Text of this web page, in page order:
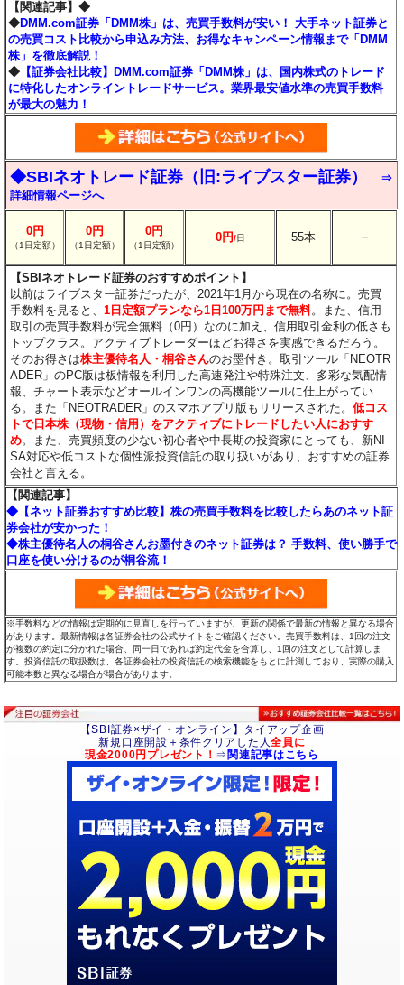
【関連記事】◆
◆DMM.com証券「DMM株」は、売買手数料が安い！ 大手ネット証券と
の売買コスト比較から申込み方法、お得なキャンペーン情報まで「DMM
株」を徹底解説！
◆ 【証券会社比較】DMM.com証券「DMM株」は、国内株式のトレード
に特化したオンライントレードサービス。業界最安値水準の売買手数料
が最大の魅力！
◆SBIネオトレード証券（旧:ライブスター証券）
⇒
詳細情報ページへ
0円
（1日定額）
0円
（1日定額）
0円
（1日定額）
0円/日 55本 －
【SBIネオトレード証券のおすすめポイント】
以前はライブスター証券だったが、2021年1月から現在の名称に。売買
手数料を見ると、1日定額プランなら1日100万円まで無料。また、信用
取引の売買手数料が完全無料（0円）なのに加え、信用取引金利の低さも
トップクラス。アクティブトレーダーほどお得さを実感できるだろう。
そのお得さは株主優待名人・桐谷さんのお墨付き。取引ツール「NEOTR
ADER」のPC版は板情報を利用した高速発注や特殊注文、多彩な気配情
報、チャート表示などオールインワンの高機能ツールに仕上がってい
る。また「NEOTRADER」のスマホアプリ版もリリースされた。低コス
トで日本株（現物・信用）をアクティブにトレードしたい人におすす
め。また、売買頻度の少ない初心者や中長期の投資家にとっても、新NI
SA対応や低コストな個性派投資信託の取り扱いがあり、おすすめの証券
会社と言える。
【関連記事】
◆【ネット証券おすすめ比較】株の売買手数料を比較したらあのネット証
券会社が安かった！
◆株主優待名人の桐谷さんお墨付きのネット証券は？ 手数料、使い勝手で
口座を使い分けるのが桐谷流！
※手数料などの情報は定期的に見直しを行っていますが、更新の関係で最新の情報と異なる場合
があります。最新情報は各証券会社の公式サイトをご確認ください。売買手数料は、1回の注文
が複数の約定に分かれた場合、同一日であれば約定代金を合算し、1回の注文として計算しま
す。投資信託の取扱数は、各証券会社の投資信託の検索機能をもとに計測しており、実際の購入
可能本数と異なる場合が場合があります。
【SBI証券×ザイ・オンライン】タイアップ企画
新規口座開設＋条件クリアした人全員に
現金2000円プレゼント！ ⇒ 関連記事はこちら